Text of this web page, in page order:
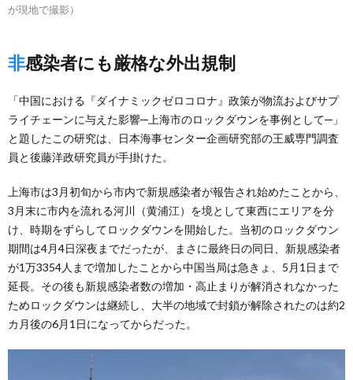
が現地で撮影）
非感染者にも厳格な外出規制
「中国における『ダイナミックゼロコロナ』政策が物流およびサプ
ライチェーンに与えた影響─上海市のロックダウンを事例として─」
と題したこの研究は、日本海事センター企画研究部の王威専門調査
員と後藤洋政研究員が手掛けた。
上海市は3月初旬から市内で新規感染者が報告され始めたことから、
3月末に市内を流れる河川（黄浦江）を境として東西にエリアを分
け、時期をずらしてロックダウンを開始した。当初のロックダウン
期間は4月4日深夜までだったが、まさに最終日の同日、新規感染者
が1万3354人まで増加したことから中国当局は急きょ、5月1日まで
延長。その後も新規感染者数の増加・高止まりが解消されなかった
ためロックダウンは継続し、大半の地域で封鎖が解除されたのは約2
カ月後の6月1日になってからだった。